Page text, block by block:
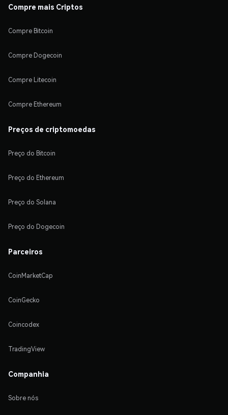
Compre mais Criptos
Compre Bitcoin
Compre Dogecoin
Compre Litecoin
Compre Ethereum
Preços de criptomoedas
Preço do Bitcoin
Preço do Ethereum
Preço do Solana
Preço do Dogecoin
Parceiros
CoinMarketCap
CoinGecko
Coincodex
TradingView
Companhia
Sobre nós